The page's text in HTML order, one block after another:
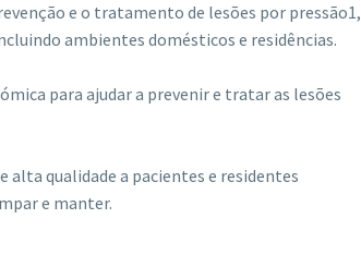
e o tratamento de lesões por pressão1,
ambientes domésticos e residências.
para ajudar a prevenir e tratar as lesões
alta qualidade a pacientes e residentes
e manter.